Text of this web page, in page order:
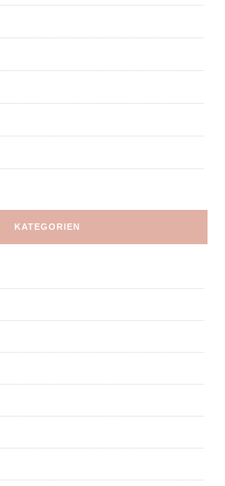
KATEGORIEN